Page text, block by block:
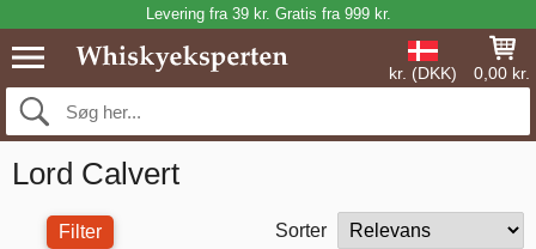
Levering fra 39 kr. Gratis fra 999 kr.
kr. (DKK) 0,00 kr.
Lord Calvert
Filter Sorter